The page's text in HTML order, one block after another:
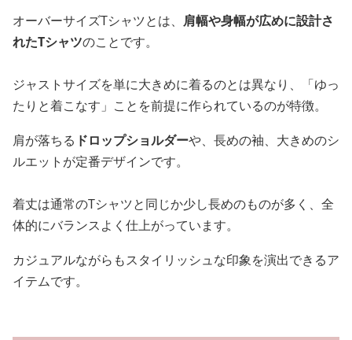
オーバーサイズTシャツとは、 肩幅や身幅が広めに設計さ
れたTシャツのことです。
ジャストサイズを単に大きめに着るのとは異なり、「ゆっ
たりと着こなす」ことを前提に作られているのが特徴。
肩が落ちる ドロップショルダーや、長めの袖、大きめのシ
ルエットが定番デザインです。
着丈は通常のTシャツと同じか少し長めのものが多く、全
体的にバランスよく仕上がっています。
カジュアルながらもスタイリッシュな印象を演出できるア
イテムです。